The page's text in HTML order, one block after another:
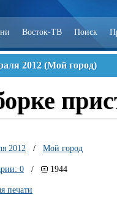
Восток-ТВ Поиск
2012 (Мой город)
2012 / Мой город
0 / 1944
печати